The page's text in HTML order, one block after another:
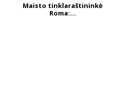
Maisto tinklaraštininkė
Roma:...